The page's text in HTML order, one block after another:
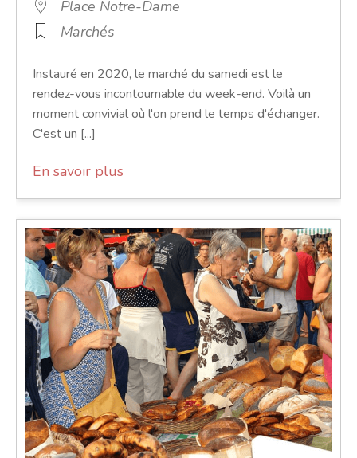
Place Notre-Dame
Marchés
Instauré en 2020, le marché du samedi est le
rendez-vous incontournable du week-end. Voilà un
moment convivial où l'on prend le temps d'échanger.
C'est un [...]
En savoir plus